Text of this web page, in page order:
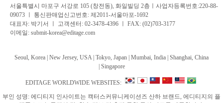
서 울특별시 마포구 서강로 105 (창전동), 화일빌딩 2층 ㅣ사업자등록번호:220-88-
09073 ㅣ 통신판매업신고번호: 제2011-서울마포-1692
대표자: 박기서 ㅣ 고객센터: 02-3478-4396 ㅣ FAX: (02)703-3177
이메일: submit-korea@editage.com
Seoul, Korea | New Jersey, USA | Tokyo, Japan | Mumbai, India | Shanghai, China
Singapore
EDITAGE WORLDWIDE WEBSITES:
부인 성명: 에디티지 인사이트는 캑터스커뮤니케이션즈 산하 브랜드, 에디티지의 플